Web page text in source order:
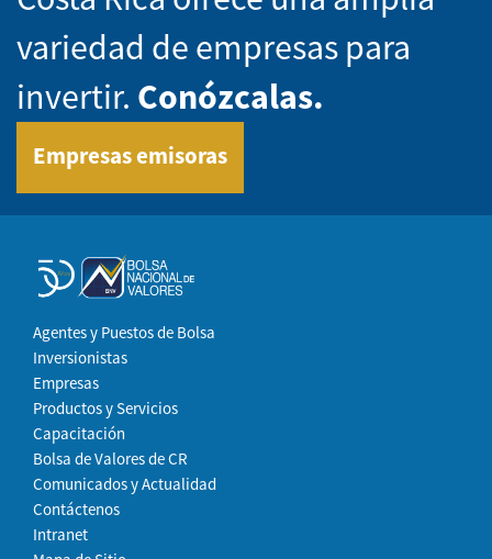
variedad de empresas para
invertir. Conózcalas.
Empresas emisoras
Agentes y Puestos de Bolsa
Inversionistas
Empresas
Productos y Servicios
Capacitación
Bolsa de Valores de CR
Comunicados y Actualidad
Contáctenos
Intranet